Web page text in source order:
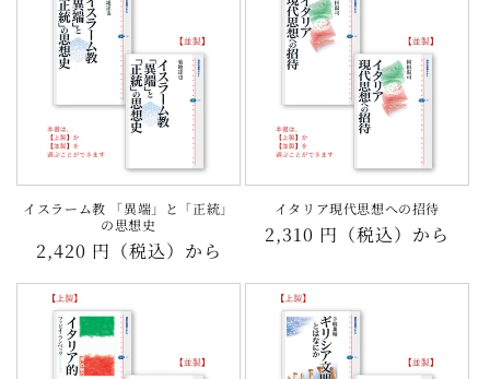
イスラーム教 「異端」と「正統」
の思想史
通
常
価
2,420 円（税込）から
イタリア現代思想への招待
通
価
格
2,310 円（税込）から